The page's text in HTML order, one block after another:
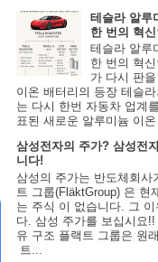
테슬라 알루
한 번의 혁
테슬라 알루
한 번의 혁
가 다시 판
이온 배터리의 등장 테슬
는 다시 한번 자동차 업계
표된 새로운 알루미늄 이
삼성전자의 주가? 삼성전
니다!
삼성의 주가는 반도체회
트 그룹(FläktGroup) 은 현
는 주식 이 없습니다. 그
다. 삼성 주가를 보십시요
유 구조 플랙트 그룹은 원
트...